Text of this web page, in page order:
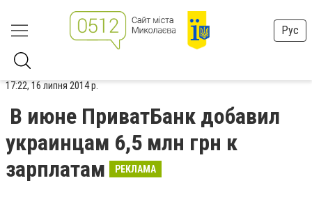
Рус
17:22, 16 липня 2014 р.
В июне ПриватБанк добавил
украинцам 6,5 млн грн к
зарплатам
РЕКЛАМА